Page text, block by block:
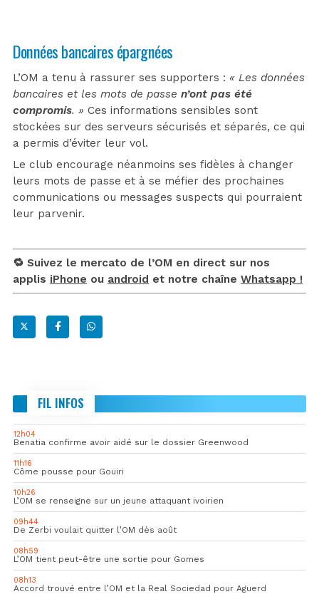
Données bancaires épargnées
L’OM a tenu à rassurer ses supporters : « Les données
bancaires et les mots de passe n’ont pas été
compromis. » Ces informations sensibles sont
stockées sur des serveurs sécurisés et séparés, ce qui
a permis d’éviter leur vol.
Le club encourage néanmoins ses fidèles à changer
leurs mots de passe et à se méfier des prochaines
communications ou messages suspects qui pourraient
leur parvenir.
🔁 Suivez le mercato de l’OM en direct sur nos
applis iPhone ou android et notre chaîne Whatsapp !
FIL INFOS
12h04
Benatia confirme avoir aidé sur le dossier Greenwood
11h16
Côme pousse pour Gouiri
10h26
L’OM se renseigne sur un jeune attaquant ivoirien
09h44
De Zerbi voulait quitter l’OM dès août
08h59
L’OM tient peut-être une sortie pour Gomes
08h13
Accord trouvé entre l’OM et la Real Sociedad pour Aguerd